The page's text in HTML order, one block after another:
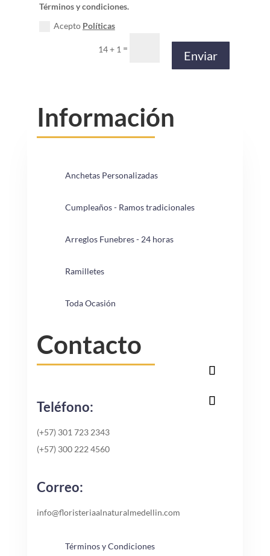
Términos y condiciones.
Acepto Políticas
14 + 1 =
Enviar
Información
Anchetas Personalizadas
Cumpleaños - Ramos tradicionales
Arreglos Funebres - 24 horas
Ramilletes
Toda Ocasión
Contacto
Teléfono:
(+57) 301 723 2343
(+57) 300 222 4560
Correo:
info@floristeriaalnaturalmedellin.com
Términos y Condiciones